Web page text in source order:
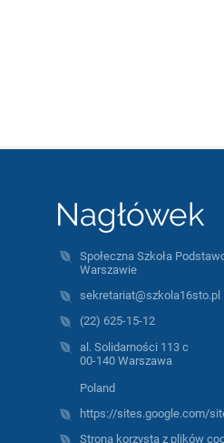
Nagłówek
Społeczna Szkoła
Warszawie
sekretariat@szkola16sto.pl
(22) 625-15-12
al. Solidarności 113 c
00-140 Warszawa
Poland
https://sites.google.com/
Strona korzysta z plików